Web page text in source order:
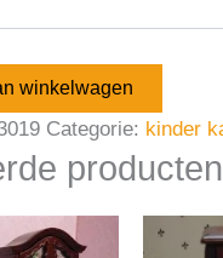
winkelwagen
Categorie: kinder
producten